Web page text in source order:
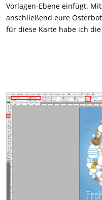
Vorlagen-Ebene einfügt.
anschließend eure
für diese Karte habe ich die